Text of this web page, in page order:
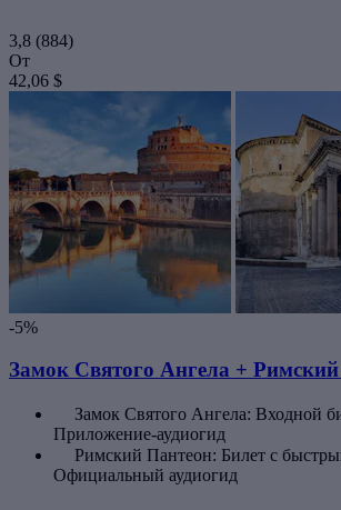
3,8 (884)
От
42,06 $
-5%
Замок Святого Ангела +
Замок Святого Ангела: Входной
Приложение-аудиогид
Римский Пантеон: Билет с
Официальный аудиогид